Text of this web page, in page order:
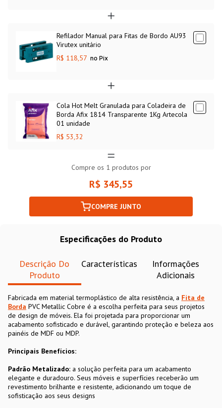
Refilador Manual para Fitas de Bordo AU93
Virutex unitário
R$ 118,57 no Pix
Cola Hot Melt Granulada para Coladeira de
Borda Afix 1814 Transparente 1Kg Artecola
01 unidade
R$ 53,32
Compre os 1 produtos por
R$ 345,55
COMPRE JUNTO
Especificações do Produto
Descrição Do
Produto
Características
Informações
Adicionais
Fabricada em material termoplástico de alta resistência, a Fita de
Borda PVC Metallic Cobre é a escolha perfeita para seus projetos
de design de móveis. Ela foi projetada para proporcionar um
acabamento sofisticado e durável, garantindo proteção e beleza aos
painéis de MDF ou MDP.
Principais Benefícios:
Padrão Metalizado: a solução perfeita para um acabamento
elegante e duradouro. Seus móveis e superfícies receberão um
revestimento brilhante e resistente, adicionando um toque de
sofisticação aos seus designs